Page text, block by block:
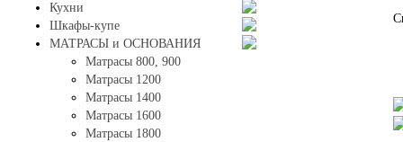
Кухни
Шкафы-купе
МАТРАСЫ и ОСНОВАНИЯ
Матрасы 800, 900
Матрасы 1200
Матрасы 1400
Матрасы 1600
Матрасы 1800